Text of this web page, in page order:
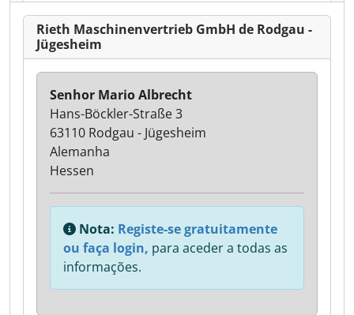
Rieth Maschinenvertrieb GmbH de Rodgau -
Jügesheim
Senhor Mario Albrecht
Hans-Böckler-Straße 3
63110 Rodgau - Jügesheim
Alemanha
Hessen
Nota: Registe-se gratuitamente
ou faça login, para aceder a todas as
informações.